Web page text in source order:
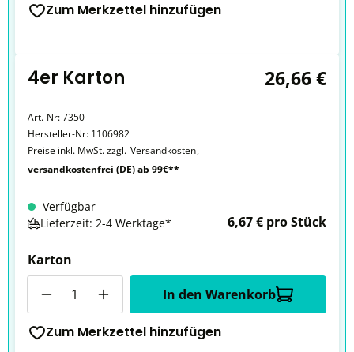
Zum Merkzettel hinzufügen
4er Karton 26,66 €
Art.-Nr:7350
Hersteller-Nr: 1106982
Preise inkl. MwSt. zzgl. Versandkosten,
versandkostenfrei (DE) ab 99€**
Verfügbar
Lieferzeit: 2-4 Werktage*
6,67 € pro Stück
Karton
In den Warenkorb
Zum Merkzettel hinzufügen